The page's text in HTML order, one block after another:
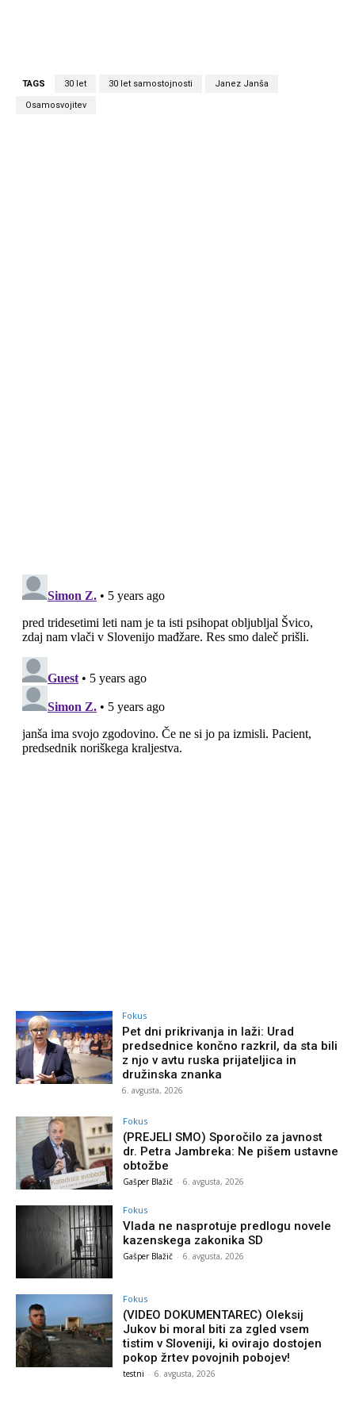
TAGS 30 let 30 let samostojnosti Janez Janša
Osamosvojitev
Fokus
Pet dni prikrivanja in laži: Urad
predsednice končno razkril, da sta bili
z njo v avtu ruska prijateljica in
družinska znanka
6. avgusta, 2026
Fokus
(PREJELI SMO) Sporočilo za javnost
dr. Petra Jambreka: Ne pišem ustavne
obtožbe
Gašper Blažič - 6. avgusta, 2026
Fokus
Vlada ne nasprotuje predlogu novele
kazenskega zakonika SD
Gašper Blažič - 6. avgusta, 2026
Fokus
(VIDEO DOKUMENTAREC) Oleksij
Jukov bi moral biti za zgled vsem
tistim v Sloveniji, ki ovirajo dostojen
pokop žrtev povojnih pobojev!
testni - 6. avgusta, 2026